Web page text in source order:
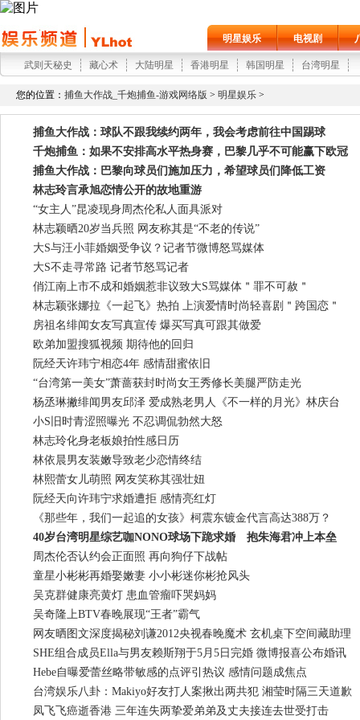
明星娱乐 电视剧
武则天秘史 藏心术 大陆明星 香港明星 韩国明星 台湾明星
您的位置： 捕鱼大作战_千炮捕鱼-游戏网络版 > 明星娱乐 >
捕鱼大作战：球队不跟我续约两年，我会考虑前往中国踢球
千炮捕鱼：如果不安排高水平热身赛，巴黎几乎不可能赢下欧冠
捕鱼大作战：巴黎向球员们施加压力，希望球员们降低工资
林志玲言承旭恋情公开的故地重游
“女主人”昆凌现身周杰伦私人面具派对
林志颖晒20岁当兵照 网友称其是“不老的传说”
大S与汪小菲婚姻受争议？记者节微博怒骂媒体
大S不走寻常路 记者节怒骂记者
俏江南上市不成和婚姻惹非议致大S骂媒体＂罪不可赦＂
林志颖张娜拉《一起飞》热拍 上演爱情时尚轻喜剧＂跨国恋＂
房祖名绯闻女友写真宣传 爆买写真可跟其做爱
欧弟加盟搜狐视频 期待他的回归
阮经天许玮宁相恋4年 感情甜蜜依旧
“台湾第一美女”萧蔷获封时尚女王秀修长美腿严防走光
杨丞琳撇绯闻男友邱泽 爱成熟老男人《不一样的月光》林庆台
小S旧时青涩照曝光 不忍调侃勃然大怒
林志玲化身老板娘拍性感日历
林依晨男友装嫩导致老少恋情终结
林熙蕾女儿萌照 网友笑称其强壮妞
阮经天向许玮宁求婚遭拒 感情亮红灯
《那些年，我们一起追的女孩》柯震东镀金代言高达388万？
40岁台湾明星综艺咖NONO球场下跪求婚 抱朱海君冲上本垒
周杰伦否认约会正面照 再向狗仔下战帖
童星小彬彬再婚娶嫩妻 小小彬迷你彬抢风头
吴克群健康亮黄灯 患血管瘤吓哭妈妈
吴奇隆上BTV春晚展现“王者”霸气
网友晒图文深度揭秘刘谦2012央视春晚魔术 玄机桌下空间藏助理
SHE组合成员Ella与男友赖斯翔于5月5日完婚 微博报喜公布婚讯
Hebe自曝爱蕾丝略带敏感的点评引热议 感情问题成焦点
台湾娱乐八卦：Makiyo好友打人案揪出两共犯 湘莹时隔三天道歉
凤飞飞癌逝香港 三年连失两挚爱弟弟及丈夫接连去世受打击